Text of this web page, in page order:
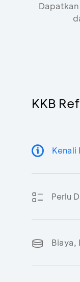
KKB
Kenali
Perlu
Biaya,